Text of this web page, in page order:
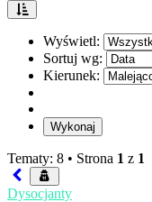
Wyświetl:
Sortuj wg:
Kierunek:
Tematy: 8 • Strona 1 z 1
Dysocjanty